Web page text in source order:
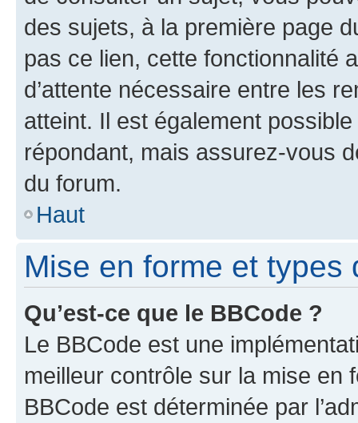
des sujets, à la première page
pas ce lien, cette fonctionnalité
d’attente nécessaire entre les
atteint. Il est également
répondant, mais assurez-vous
du forum.
Haut
Mise en forme et types
Qu’est-ce que le BBCode ?
Le BBCode est une
meilleur contrôle sur la mise en
BBCode est déterminée par